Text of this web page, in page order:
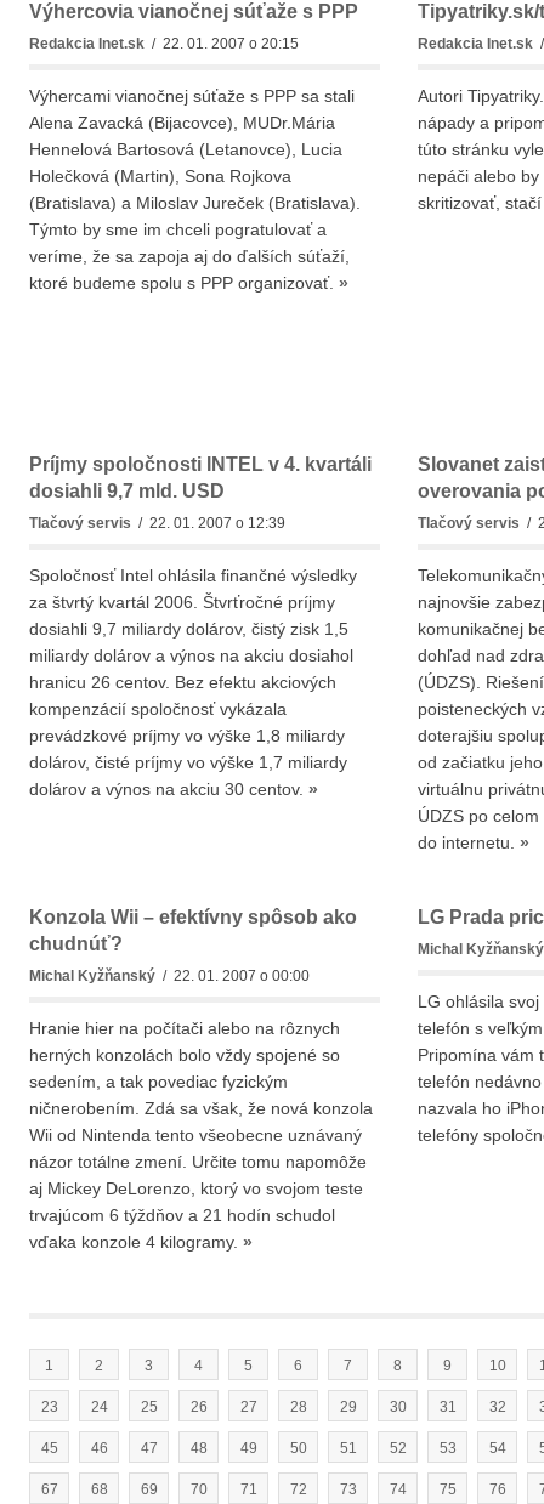
Výhercovia vianočnej súťaže s PPP
Redakcia Inet.sk / 22. 01. 2007 o 20:15
Výhercami vianočnej súťaže s PPP sa stali
Alena Zavacká (Bijacovce), MUDr.Mária
Hennelová Bartosová (Letanovce), Lucia
Holečková (Martin), Sona Rojkova
(Bratislava) a Miloslav Jureček (Bratislava).
Týmto by sme im chceli pogratulovať a
veríme, že sa zapoja aj do ďalších súťaží,
ktoré budeme spolu s PPP organizovať. »
Redakcia Inet.sk/
Autori
nápady a
túto stránku
nepáči alebo
skritizovať,
Príjmy spoločnosti INTEL v 4. kvartáli
dosiahli 9,7 mld. USD
Tlačový servis / 22. 01. 2007 o 12:39
Spoločnosť Intel ohlásila finančné výsledky
za štvrtý kvartál 2006. Štvrťročné príjmy
dosiahli 9,7 miliardy dolárov, čistý zisk 1,5
miliardy dolárov a výnos na akciu dosiahol
hranicu 26 centov. Bez efektu akciových
kompenzácií spoločnosť vykázala
prevádzkové príjmy vo výške 1,8 miliardy
dolárov, čisté príjmy vo výške 1,7 miliardy
dolárov a výnos na akciu 30 centov. »
Slovanet
overovania
Tlačový servis /
najnovšie
komunikačnej
dohľad nad
(ÚDZS).
poisteneckých
doterajšiu
od začiatku
virtuálnu
ÚDZS po
do internetu. »
Konzola Wii – efektívny spôsob ako
chudnúť?
Michal Kyžňanský / 22. 01. 2007 o 00:00
Hranie hier na počítači alebo na rôznych
herných konzolách bolo vždy spojené so
sedením, a tak povediac fyzickým
ničnerobením. Zdá sa však, že nová konzola
Wii od Nintenda tento všeobecne uznávaný
názor totálne zmení. Určite tomu napomôže
aj Mickey DeLorenzo, ktorý vo svojom teste
trvajúcom 6 týždňov a 21 hodín schudol
vďaka konzole 4 kilogramy. »
LG Prada
Michal Kyžňanský
LG ohlásila
telefón s
Pripomína vám
telefón
nazvala ho
telefóny
1 2 3 4 5 6 7 8 9 10
23 24 25 26 27 28 29 30 31 32
45 46 47 48 49 50 51 52 53 54
67 68 69 70 71 72 73 74 75 76